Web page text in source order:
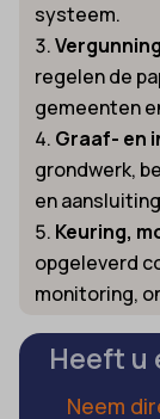
systeem.
regelen de
gemeenten
Graaf- en
grondwerk,
en
Keuring,
opgeleverd
monitoring,
Heeft u
Neem